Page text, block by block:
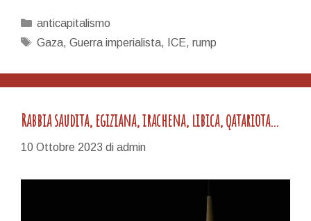
va
borghese
Categorie
anticapitalismo
Tag
Gaza, Guerra imperialista, ICE, rump
Rabbia saudita, egiziana, irachena, libica, qatariota…
10 Ottobre 2023 di admin